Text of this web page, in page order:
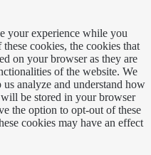
your experience while you
cookies, the cookies that
on your browser as they are
of the website. We
analyze and understand how
be stored in your browser
the option to opt-out of these
cookies may have an effect